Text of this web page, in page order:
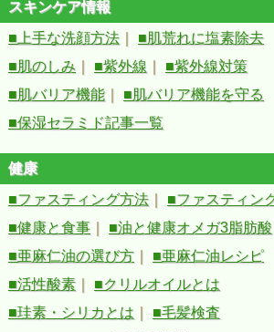
スキンケア情報
■上手な洗顔方法
■肌荒れに塩素除去
■肌のしみ
■紫外線
■紫外線対策
■肌バリア機能
■肌バリア機能を守る
■保湿セラミド記事一覧
健康
■ファスティング方法
■ファスティン
■健康と食事
■油と健康オメガ3脂肪酸
■亜麻仁油の選び方
■亜麻仁油レシピ
■活性酸素
■クリルオイルとは
■珪素・シリカとは
■毛髪検査